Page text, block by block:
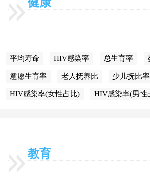
健康
平均寿命 HIV感染率 总生育率
意愿生育率 老人抚养比 少儿抚比率
HIV感染率(女性占比) HIV感染率(男性
教育